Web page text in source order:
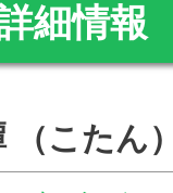
細情報
こたん